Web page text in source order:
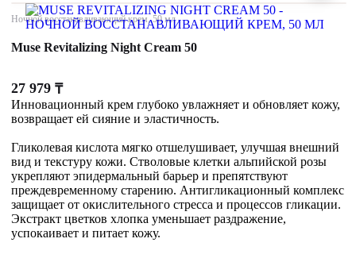
Ночной восстанавливающий крем, 50 мл
Muse Revitalizing Night Cream 50
27 979 ₸
Инновационный крем глубоко увлажняет и обновляет кожу,
возвращает ей сияние и эластичность.
Гликолевая кислота мягко отшелушивает, улучшая внешний
вид и текстуру кожи. Стволовые клетки альпийской розы
укрепляют эпидермальный барьер и препятствуют
преждевременному старению. Антигликационный комплекс
защищает от окислительного стресса и процессов гликации.
Экстракт цветков хлопка уменьшает раздражение,
успокаивает и питает кожу.